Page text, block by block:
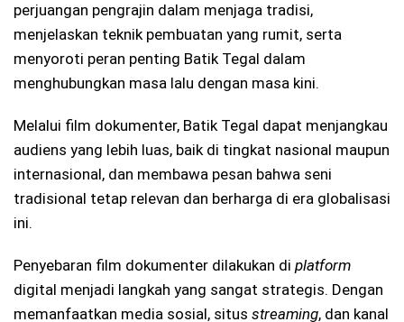
perjuangan pengrajin dalam menjaga tradisi,
menjelaskan teknik pembuatan yang rumit, serta
menyoroti peran penting Batik Tegal dalam
menghubungkan masa lalu dengan masa kini.
Melalui film dokumenter, Batik Tegal dapat menjangkau
audiens yang lebih luas, baik di tingkat nasional maupun
internasional, dan membawa pesan bahwa seni
tradisional tetap relevan dan berharga di era globalisasi
ini.
Penyebaran film dokumenter dilakukan di platform
digital menjadi langkah yang sangat strategis. Dengan
memanfaatkan media sosial, situs streaming, dan kanal